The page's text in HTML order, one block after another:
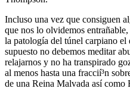
Incluso una vez que consiguen
que nos lo olvidemos
la patologí­a del túnel carpiano
supuesto no debemos meditar
relajarnos y no ha transpirado
al menos hasta una fraccií³n
de una Reina Malvada así­ como